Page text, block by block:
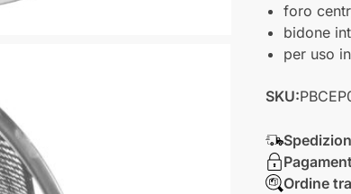
foro
bidone
per uso
SKU:
Ordine